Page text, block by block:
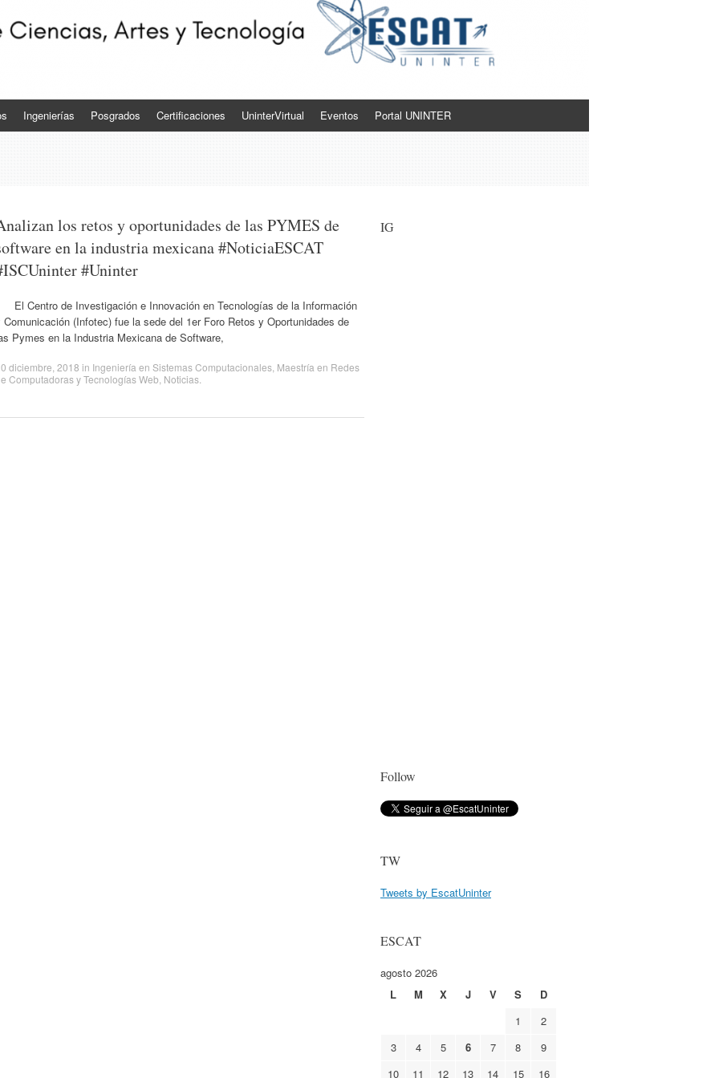
Ingenierías Posgrados Certificaciones UninterVirtual Eventos Portal UNINTER
los retos y oportunidades de las PYMES de
en la industria mexicana #NoticiaESCAT
#Uninter
Centro de Investigación e Innovación en Tecnologías de la Información
Comunicación (Infotec) fue la sede del 1er Foro Retos y Oportunidades de
Pymes en la Industria Mexicana de Software,
diciembre, 2018 in Ingeniería en Sistemas Computacionales Maestría en Redes
Computadoras y Tecnologías Web Noticias
IG
Follow
TW
Tweets by EscatUninter
ESCAT
agosto 2026
L
M X J V S
D
1
2
3
4 5 6 7 8
9
10
11 12 13 14 15 16